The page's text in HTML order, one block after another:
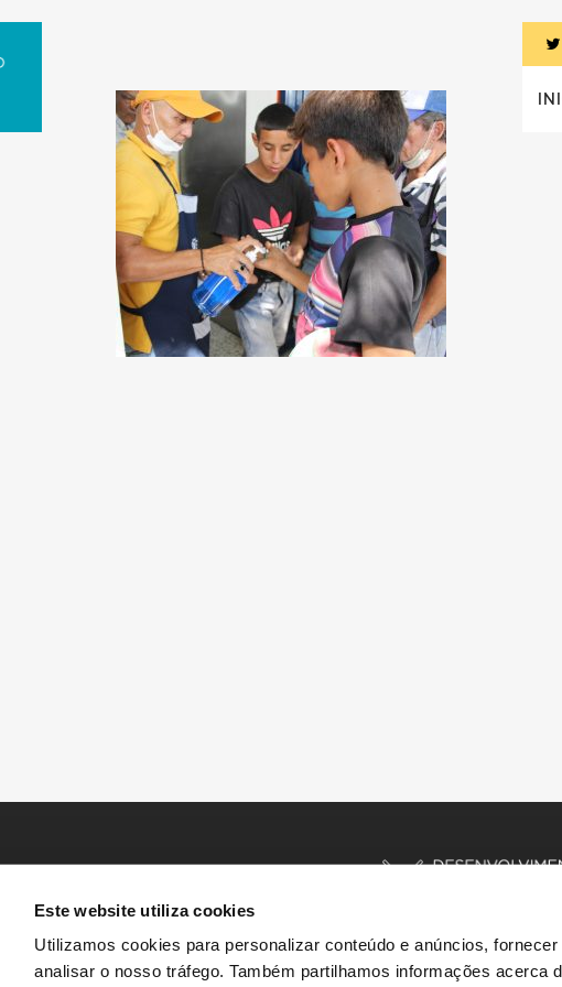
Este website utiliza cookies
Utilizamos cookies para personalizar conteúdo e anúncios,
analisar o nosso tráfego. Também partilhamos informações acerca
INÍCIO HISTÓRIAS